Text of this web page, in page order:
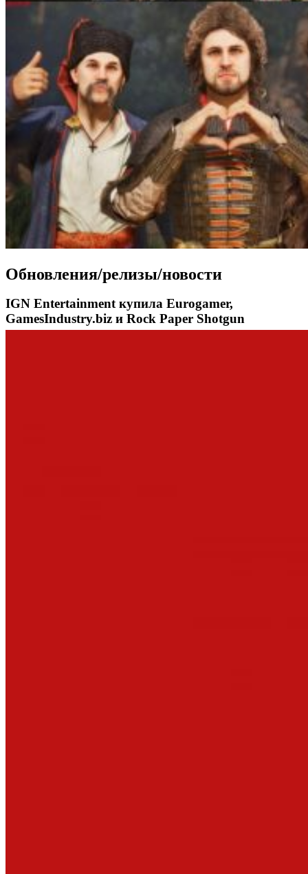
Обновления/релизы/новости
IGN Entertainment купила Eurogamer,
GamesIndustry.biz и Rock Paper Shotgun